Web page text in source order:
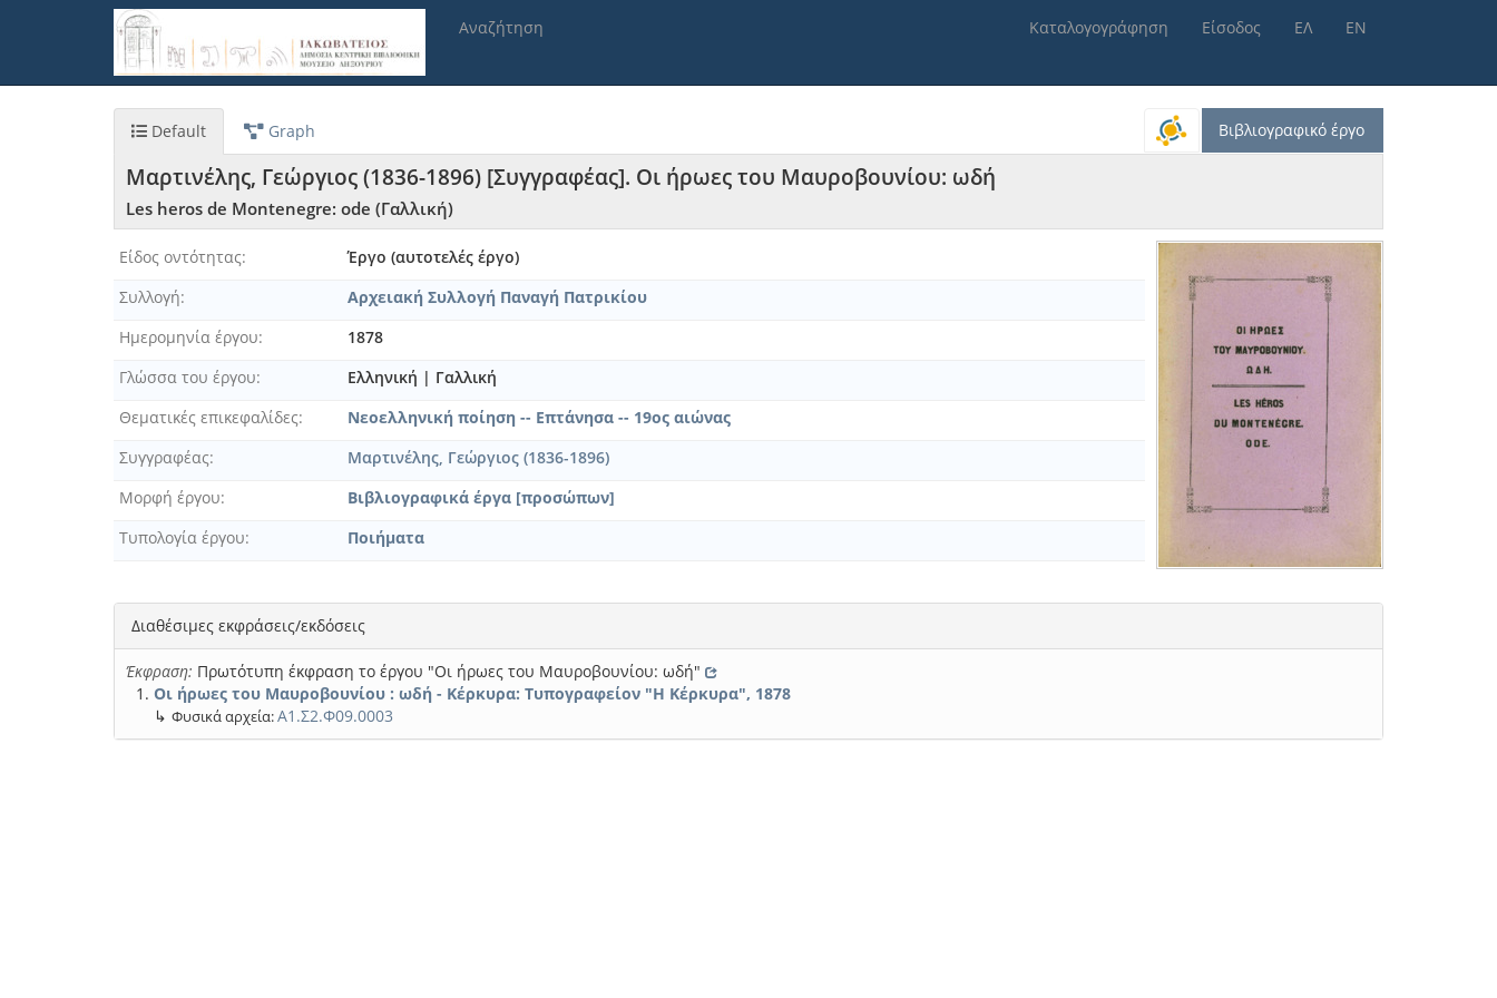
Αναζήτηση Καταλογογράφηση Είσοδος ΕΛ ΕΝ
Default Graph Βιβλιογραφικό έργο
Μαρτινέλης, Γεώργιος (1836-1896) [Συγγραφέας]. Οι ήρωες του Μαυροβουνίου: ωδή
Les heros de Montenegre: ode (Γαλλική)
Είδος οντότητας
Έργο (αυτοτελές έργο)
Συλλογή
Αρχειακή Συλλογή Παναγή Πατρικίου
Ημερομηνία έργου
1878
Γλώσσα του έργου
Ελληνική | Γαλλική
Θεματικές επικεφαλίδες
Νεοελληνική ποίηση -- Επτάνησα -- 19ος αιώνας
Συγγραφέας
Μαρτινέλης, Γεώργιος (1836-1896)
Μορφή έργου
Βιβλιογραφικά έργα [προσώπων]
Τυπολογία έργου
Ποιήματα
Διαθέσιμες εκφράσεις/εκδόσεις
Έκφραση: Πρωτότυπη έκφραση το έργου "Οι ήρωες του Μαυροβουνίου: ωδή"
Οι ήρωες του Μαυροβουνίου : ωδή - Κέρκυρα: Τυπογραφείον "H Κέρκυρα", 1878
↳ Φυσικά αρχεία:Α1.Σ2.Φ09.0003